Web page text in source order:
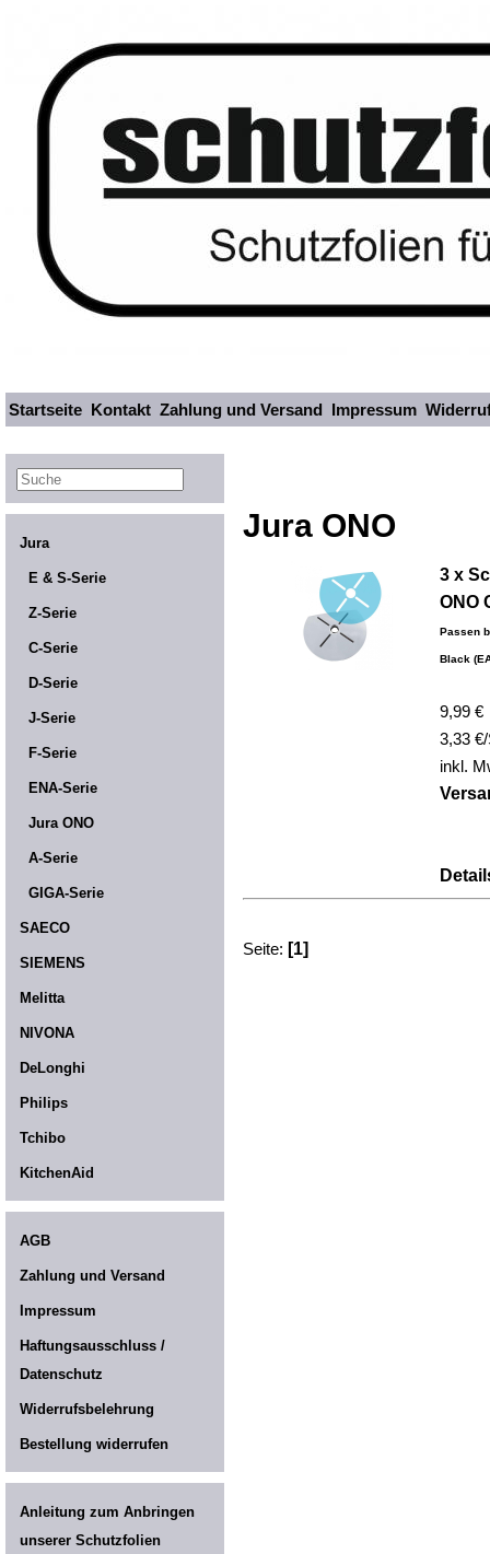
Startseite Kontakt Zahlung und Versand Impressum
Jura
E & S-Serie
Z-Serie
C-Serie
D-Serie
J-Serie
F-Serie
ENA-Serie
Jura ONO
A-Serie
GIGA-Serie
SAECO
SIEMENS
Melitta
NIVONA
DeLonghi
Philips
Tchibo
KitchenAid
AGB
Zahlung und Versand
Impressum
Haftungsausschluss /
Datenschutz
Widerrufsbelehrung
Bestellung widerrufen
Anleitung zum Anbringen
unserer Schutzfolien
Jura ONO
3 x
ONO
Passen
Black
9,99 €
3,33
inkl.
Seite: [1]